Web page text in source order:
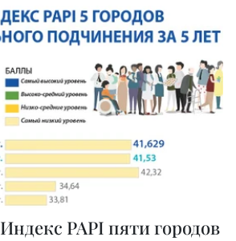
Индекс PAPI пяти городов